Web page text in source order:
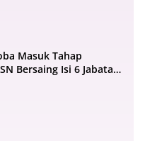
Masuk Tahap
Bersaing Isi 6 Jabatan